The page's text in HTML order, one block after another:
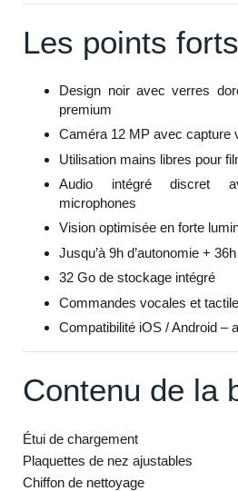
Les points forts
Design noir avec verres
premium
Caméra 12 MP avec capture
Utilisation mains libres pour
Audio intégré discret
microphones
Vision optimisée en forte
Jusqu’à 9h d’autonomie +
32 Go de stockage intégré
Commandes vocales et
Compatibilité iOS / Android –
Contenu de la
Étui de chargement
Plaquettes de nez ajustables
Chiffon de nettoyage